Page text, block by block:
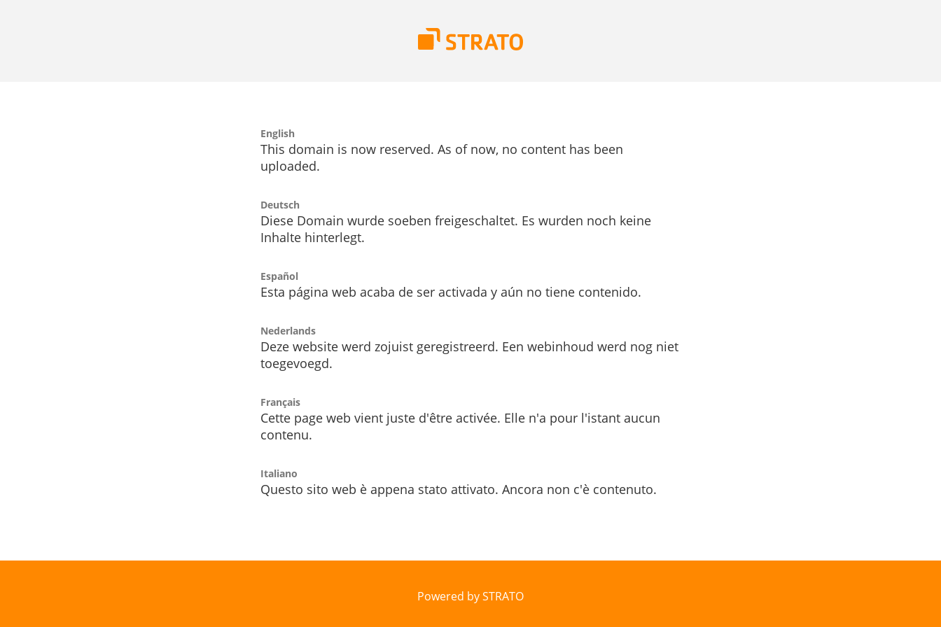
English
This domain is now reserved. As of now, no content has been
uploaded.
Deutsch
Diese Domain wurde soeben freigeschaltet. Es wurden noch keine
Inhalte hinterlegt.
Español
Esta página web acaba de ser activada y aún no tiene contenido.
Nederlands
Deze website werd zojuist geregistreerd. Een webinhoud werd nog niet
toegevoegd.
Français
Cette page web vient juste d'être activée. Elle n'a pour l'istant aucun
contenu.
Italiano
Questo sito web è appena stato attivato. Ancora non c'è contenuto.
Powered by STRATO